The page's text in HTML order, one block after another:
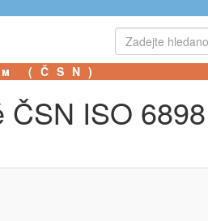
(ČSN)
ČSN ISO 6898